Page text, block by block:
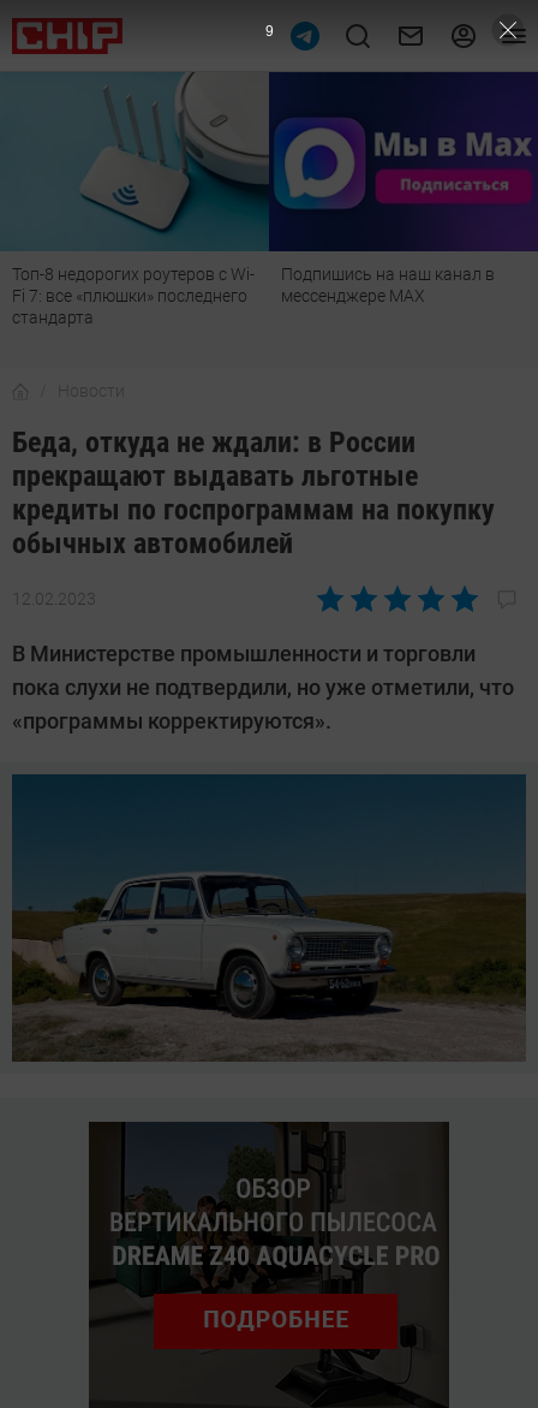
Топ-8 недорогих роутеров с Wi-
Fi 7: все «плюшки» последнего
стандарта
Подпишись на наш канал в
мессенджере МАХ
Новости
Беда, откуда не ждали: в России
прекращают выдавать льготные
кредиты по госпрограммам на покупку
обычных автомобилей
12.02.2023
Автор:
Кошик
В Министерстве промышленности и торговли
пока слухи не подтвердили, но уже отметили, что
«программы корректируются».
8